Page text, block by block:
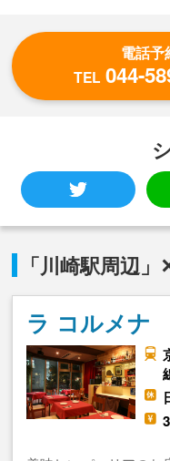
電話予
TEL 044-
「川崎駅周辺」
ラ コルメナ